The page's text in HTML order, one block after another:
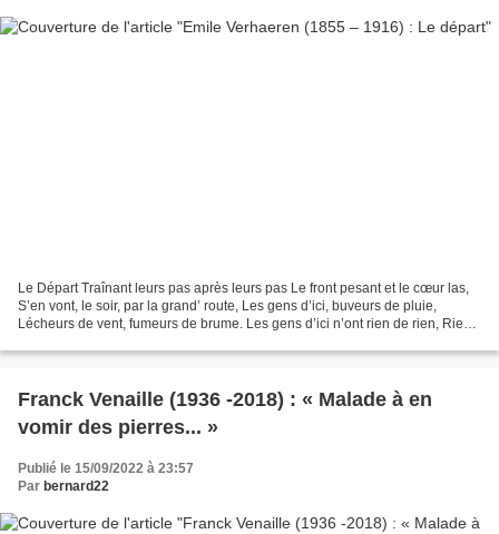
Le Départ Traînant leurs pas après leurs pas Le front pesant et le cœur las,
S’en vont, le soir, par la grand’ route, Les gens d’ici, buveurs de pluie,
Lécheurs de vent, fumeurs de brume. Les gens d’ici n’ont rien de rien, Rien
Franck Venaille (1936 -2018) : « Malade à en
vomir des pierres... »
Publié le 15/09/2022 à 23:57
Par bernard22